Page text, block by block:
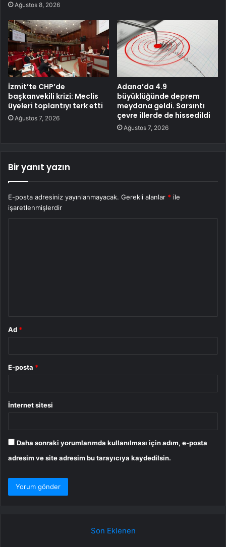
Ağustos 8, 2026
İzmit’te CHP’de
başkanvekili krizi: Meclis
üyeleri toplantıyı terk etti
Ağustos 7, 2026
Adana’da 4.9
büyüklüğünde deprem
meydana geldi. Sarsıntı
çevre illerde de hissedildi
Ağustos 7, 2026
Bir yanıt yazın
E-posta adresiniz yayınlanmayacak. Gerekli alanlar * ile
işaretlenmişlerdir
Ad *
E-posta *
İnternet sitesi
Daha sonraki yorumlarımda kullanılması için adım, e-posta
adresim ve site adresim bu tarayıcıya kaydedilsin.
Son Eklenen